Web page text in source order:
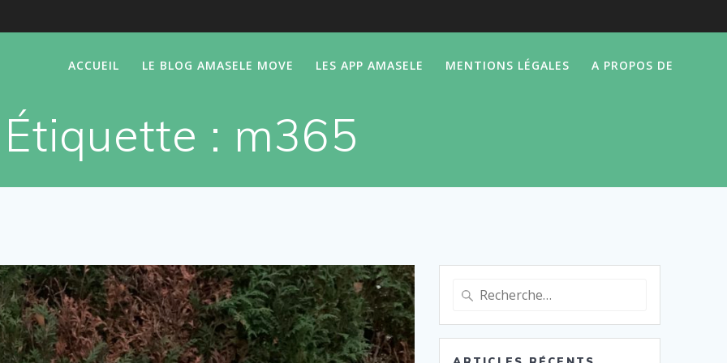
ACCUEIL LE BLOG AMASELE MOVE LES APP AMASELE MENTIONS LÉGALES A PROPOS DE
Étiquette : m365
Recherche
: